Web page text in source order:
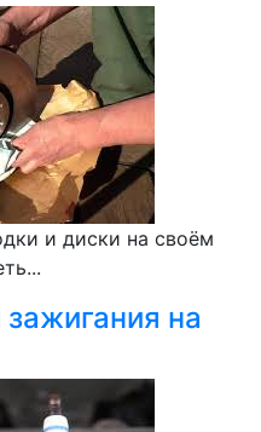
и диски на своём
на